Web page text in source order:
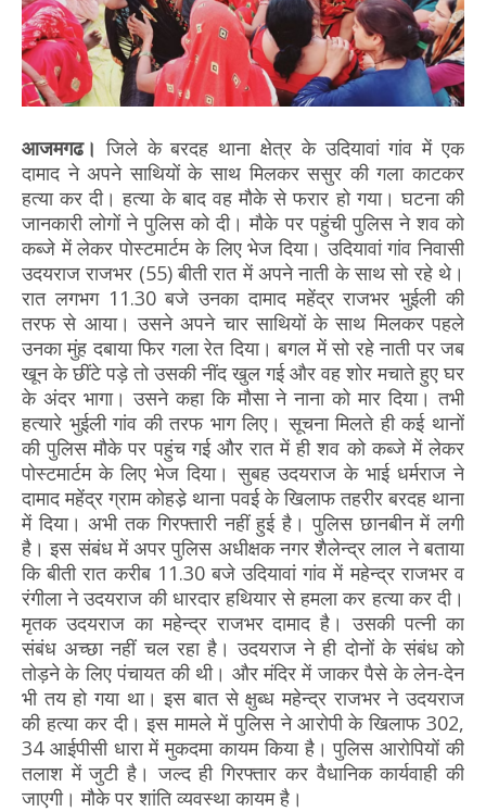
आजमगढ। जिले के बरदह थाना क्षेत्र के उदियावां गांव में एक
दामाद ने अपने साथियों के साथ मिलकर ससुर की गला काटकर
हत्या कर दी। हत्या के बाद वह मौके से फरार हो गया। घटना की
जानकारी लोगों ने पुलिस को दी। मौके पर पहुंची पुलिस ने शव को
कब्जे में लेकर पोस्टमार्टम के लिए भेज दिया। उदियावां गांव निवासी
उदयराज राजभर (55) बीती रात में अपने नाती के साथ सो रहे थे।
रात लगभग 11.30 बजे उनका दामाद महेंद्र राजभर भुईली की
तरफ से आया। उसने अपने चार साथियों के साथ मिलकर पहले
उनका मुंह दबाया फिर गला रेत दिया। बगल में सो रहे नाती पर जब
खून के छींटे पड़े तो उसकी नींद खुल गई और वह शोर मचाते हुए घर
के अंदर भागा। उसने कहा कि मौसा ने नाना को मार दिया। तभी
हत्यारे भुईली गांव की तरफ भाग लिए। सूचना मिलते ही कई थानों
की पुलिस मौके पर पहुंच गई और रात में ही शव को कब्जे में लेकर
पोस्टमार्टम के लिए भेज दिया। सुबह उदयराज के भाई धर्मराज ने
दामाद महेंद्र ग्राम कोहडे़ थाना पवई के खिलाफ तहरीर बरदह थाना
में दिया। अभी तक गिरफ्तारी नहीं हुई है। पुलिस छानबीन में लगी
है। इस संबंध में अपर पुलिस अधीक्षक नगर शैलेन्द्र लाल ने बताया
कि बीती रात करीब 11.30 बजे उदियावां गांव में महेन्द्र राजभर व
रंगीला ने उदयराज की धारदार हथियार से हमला कर हत्या कर दी।
मृतक उदयराज का महेन्द्र राजभर दामाद है। उसकी पत्नी का
संबंध अच्छा नहीं चल रहा है। उदयराज ने ही दोनों के संबंध को
तोड़ने के लिए पंचायत की थी। और मंदिर में जाकर पैसे के लेन-देन
भी तय हो गया था। इस बात से क्षुब्ध महेन्द्र राजभर ने उदयराज
की हत्या कर दी। इस मामले में पुलिस ने आरोपी के खिलाफ 302,
34 आईपीसी धारा में मुकदमा कायम किया है। पुलिस आरोपियों की
तलाश में जुटी है। जल्द ही गिरफ्तार कर वैधानिक कार्यवाही की
जाएगी। मौके पर शांति व्यवस्था कायम है।